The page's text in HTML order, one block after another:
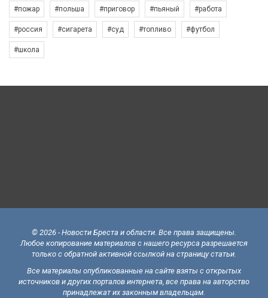
#пожар #польша #приговор #пьяный #работа
#россия #сигарета #суд #топливо #футбол
#школа
© 2026 - Новости Бреста и области. Все права защищены.
Любое копирование материалов с нашего ресурса разрешается
только с обратной активной ссылкой на страницу статьи.
Все материалы опубликованные на сайте взяты с открытых
источников и других порталов интернета, все права на авторство
принадлежат их законным владельцам.